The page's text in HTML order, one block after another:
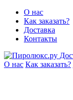
О нас
Как заказать?
Доставка
Контакты
О нас Как заказать?